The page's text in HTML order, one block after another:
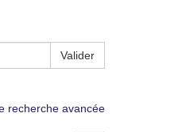
Valider
recherche avancée